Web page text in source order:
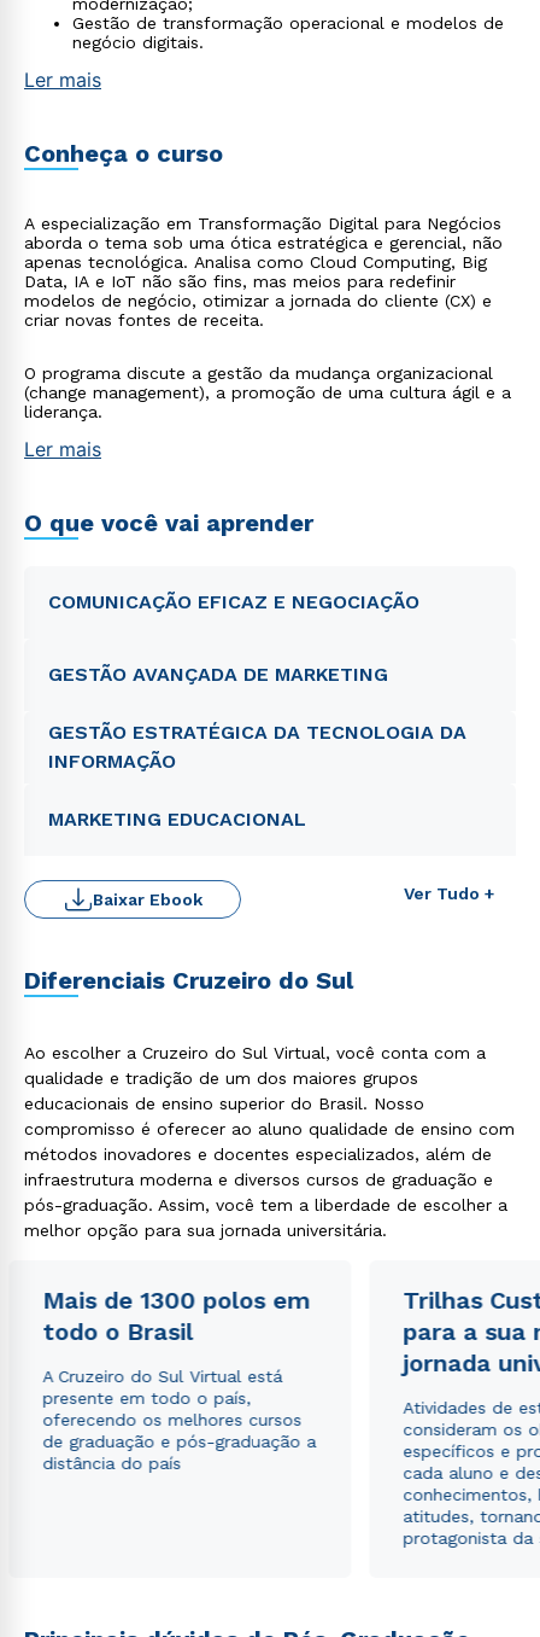
Gestão de transformação operacional e modelos de
negócio digitais.
Ler mais
Conheça o curso
A especialização em Transformação Digital para Negócios
aborda o tema sob uma ótica estratégica e gerencial, não
apenas tecnológica. Analisa como Cloud Computing, Big
Data, IA e IoT não são fins, mas meios para redefinir
modelos de negócio, otimizar a jornada do cliente (CX) e
criar novas fontes de receita.
O programa discute a gestão da mudança organizacional
(change management), a promoção de uma cultura ágil e a
liderança.
Ler mais
O que você vai aprender
COMUNICAÇÃO EFICAZ E NEGOCIAÇÃO
GESTÃO AVANÇADA DE MARKETING
GESTÃO ESTRATÉGICA DA TECNOLOGIA DA
INFORMAÇÃO
MARKETING EDUCACIONAL
Ver Tudo +
Baixar Ebook
Diferenciais Cruzeiro do Sul
Ao escolher a Cruzeiro do Sul Virtual, você conta com a
qualidade e tradição de um dos maiores grupos
educacionais de ensino superior do Brasil. Nosso
compromisso é oferecer ao aluno qualidade de ensino com
métodos inovadores e docentes especializados, além de
infraestrutura moderna e diversos cursos de graduação e
pós-graduação. Assim, você tem a liberdade de escolher a
melhor opção para sua jornada universitária.
Mais de 1300 polos em
todo o Brasil
A Cruzeiro do Sul Virtual está
presente em todo o país,
oferecendo os melhores cursos
de graduação e pós-graduação a
distância do país
Trilhas
para a sua
jornada
Atividades de
consideram os
específicos e
cada aluno e
conhecimentos,
atitudes,
protagonista da
Rápido e fácil
Estou de acordo com a Política de Privacidade.e
autorizo que meus dados sejam utilizados para o